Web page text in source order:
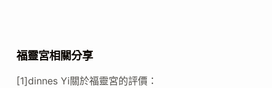
福靈宮相關分享
[1]dinnes Yi關於福靈宮的評價：